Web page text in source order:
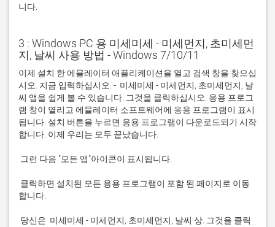
니다.
3 : Windows PC 용 미세미세 - 미세먼지, 초미세먼
지, 날씨 사용 방법 - Windows 7/10/11
이제 설치 한 에뮬레이터 애플리케이션을 열고 검색 창을 찾으십
시오. 지금 입력하십시오. -  미세미세 - 미세먼지, 초미세먼지, 날
씨 앱을 쉽게 볼 수 있습니다. 그것을 클릭하십시오. 응용 프로그
램 창이 열리고 에뮬레이터 소프트웨어에 응용 프로그램이 표시
됩니다. 설치 버튼을 누르면 응용 프로그램이 다운로드되기 시작